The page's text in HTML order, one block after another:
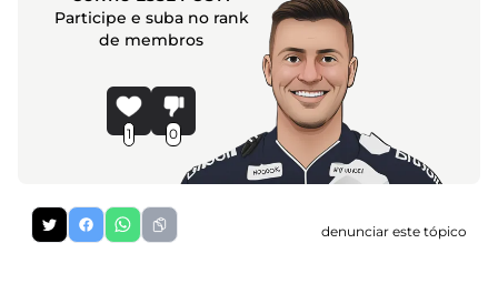
Participe e suba no rank
de membros
1 0
denunciar este tópico